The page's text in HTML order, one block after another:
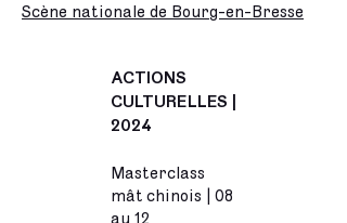
Scène nationale de Bourg-en-Bresse
ACTIONS
CULTURELLES |
2024
Masterclass
mât chinois | 08
au 12